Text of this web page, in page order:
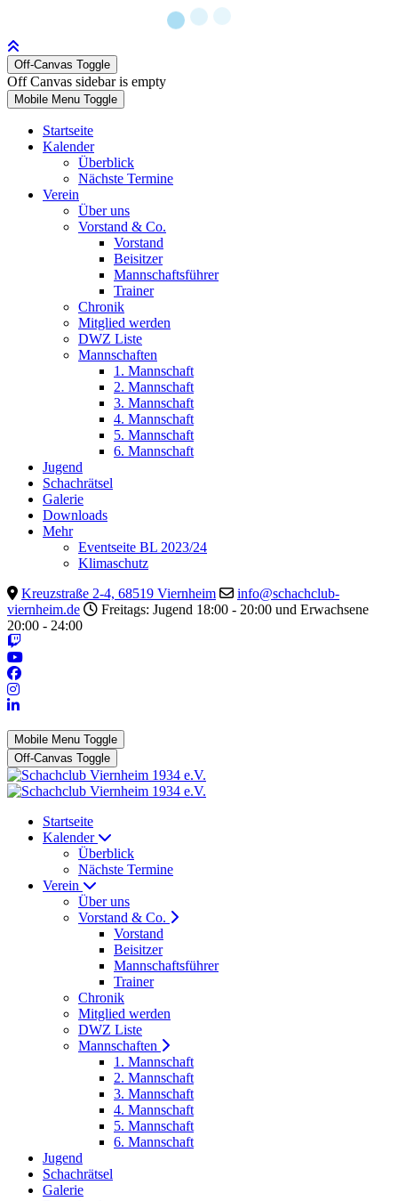
Off-Canvas Toggle
Off Canvas sidebar is empty
Mobile Menu Toggle
Startseite
Kalender
Überblick
Nächste Termine
Verein
Über uns
Vorstand & Co.
Vorstand
Beisitzer
Mannschaftsführer
Trainer
Chronik
Mitglied werden
DWZ Liste
Mannschaften
1. Mannschaft
2. Mannschaft
3. Mannschaft
4. Mannschaft
5. Mannschaft
6. Mannschaft
Jugend
Schachrätsel
Galerie
Downloads
Mehr
Eventseite BL 2023/24
Klimaschutz
Kreuzstraße 2-4, 68519 Viernheim
info@schachclub-
viernheim.de
Freitags: Jugend 18:00 - 20:00 und Erwachsene
20:00 - 24:00
Mobile Menu Toggle
Off-Canvas Toggle
Startseite
Kalender
Überblick
Nächste Termine
Verein
Über uns
Vorstand & Co.
Vorstand
Beisitzer
Mannschaftsführer
Trainer
Chronik
Mitglied werden
DWZ Liste
Mannschaften
1. Mannschaft
2. Mannschaft
3. Mannschaft
4. Mannschaft
5. Mannschaft
6. Mannschaft
Jugend
Schachrätsel
Galerie